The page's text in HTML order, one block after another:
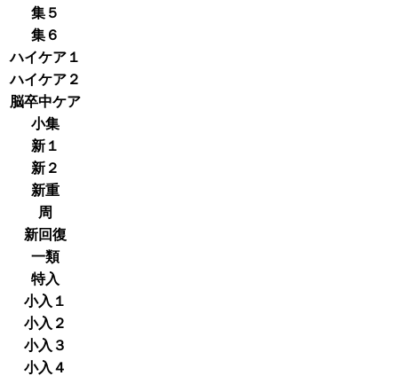
集５
集６
ハイケア１
ハイケア２
脳卒中ケア
小集
新１
新２
新重
周
新回復
一類
特入
小入１
小入２
小入３
小入４